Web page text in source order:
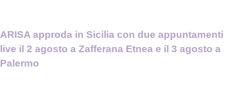
ARISA approda in Sicilia con due appuntamenti
live il 2 agosto a Zafferana Etnea e il 3 agosto a
Palermo